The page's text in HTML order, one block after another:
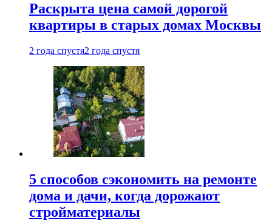
Раскрыта цена самой дорогой
квартиры в старых домах Москвы
2 года спустя2 года спустя
5 способов сэкономить на ремонте
дома и дачи, когда дорожают
стройматериалы